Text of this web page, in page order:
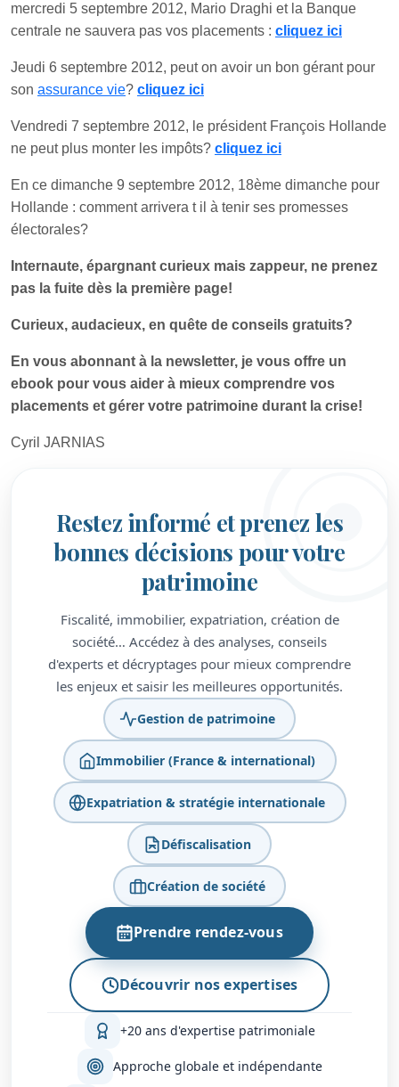
mercredi 5 septembre 2012, Mario Draghi et la Banque
centrale ne sauvera pas vos placements : cliquez ici
Jeudi 6 septembre 2012, peut on avoir un bon gérant pour
son assurance vie? cliquez ici
Vendredi 7 septembre 2012, le président François Hollande
ne peut plus monter les impôts? cliquez ici
En ce dimanche 9 septembre 2012, 18ème dimanche pour
Hollande : comment arrivera t il à tenir ses promesses
électorales?
Internaute, épargnant curieux mais zappeur, ne prenez
pas la fuite dès la première page!
Curieux, audacieux, en quête de conseils gratuits?
En vous abonnant à la newsletter, je vous offre un
ebook pour vous aider à mieux comprendre vos
placements et gérer votre patrimoine durant la crise!
Cyril JARNIAS
Restez informé et prenez les
bonnes décisions pour votre
patrimoine
Fiscalité, immobilier, expatriation, création de
société… Accédez à des analyses, conseils
d'experts et décryptages pour mieux comprendre
les enjeux et saisir les meilleures opportunités.
Gestion de patrimoine
Immobilier (France & international)
Expatriation & stratégie internationale
Défiscalisation
Création de société
Prendre rendez-vous
Découvrir nos expertises
+20 ans d'expertise patrimoniale
Approche globale et indépendante